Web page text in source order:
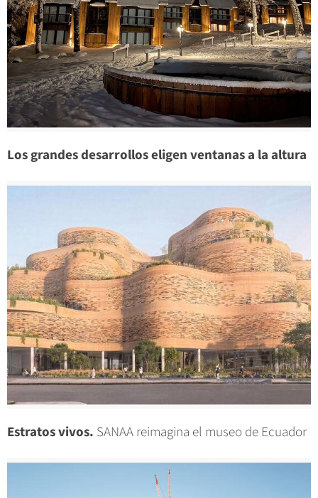
Los grandes desarrollos eligen ventanas a la altura
Estratos vivos. SANAA reimagina el museo de Ecuador